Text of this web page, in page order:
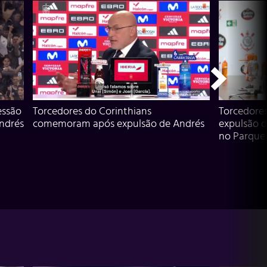
Torcedores do Corinthians
comemoram após expulsão de Andrés
expulsão
no Parque